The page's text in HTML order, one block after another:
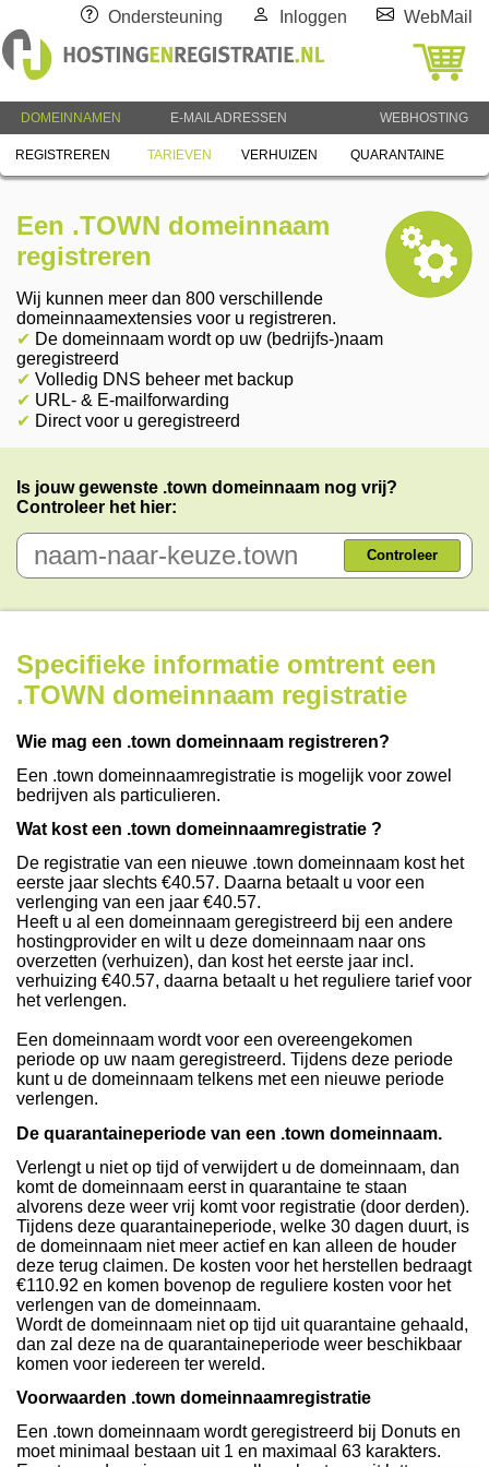
Ondersteuning Inloggen WebMail
DOMEINNAMEN E-MAILADRESSEN WEBHOSTING
REGISTREREN TARIEVEN VERHUIZEN QUARANTAINE
Een .TOWN domeinnaam
registreren
Wij kunnen meer dan 800 verschillende
domeinnaamextensies voor u registreren.
✔ De domeinnaam wordt op uw (bedrijfs-)naam
geregistreerd
✔ Volledig DNS beheer met backup
✔ URL- & E-mailforwarding
✔ Direct voor u geregistreerd
Is jouw gewenste .town domeinnaam nog vrij?
Controleer het hier:
Controleer
Specifieke informatie omtrent een
.TOWN domeinnaam registratie
Wie mag een .town domeinnaam registreren?
Een .town domeinnaamregistratie is mogelijk voor zowel
bedrijven als particulieren.
Wat kost een .town domeinnaamregistratie ?
De registratie van een nieuwe .town domeinnaam kost het
eerste jaar slechts €40.57. Daarna betaalt u voor een
verlenging van een jaar €40.57.
Heeft u al een domeinnaam geregistreerd bij een andere
hostingprovider en wilt u deze domeinnaam naar ons
overzetten (verhuizen), dan kost het eerste jaar incl.
verhuizing €40.57, daarna betaalt u het reguliere tarief voor
het verlengen.
Een domeinnaam wordt voor een overeengekomen
periode op uw naam geregistreerd. Tijdens deze periode
kunt u de domeinnaam telkens met een nieuwe periode
verlengen.
De quarantaineperiode van een .town domeinnaam.
Verlengt u niet op tijd of verwijdert u de domeinnaam, dan
komt de domeinnaam eerst in quarantaine te staan
alvorens deze weer vrij komt voor registratie (door derden).
Tijdens deze quarantaineperiode, welke 30 dagen duurt, is
de domeinnaam niet meer actief en kan alleen de houder
deze terug claimen. De kosten voor het herstellen bedraagt
€110.92 en komen bovenop de reguliere kosten voor het
verlengen van de domeinnaam.
Wordt de domeinnaam niet op tijd uit quarantaine gehaald,
dan zal deze na de quarantaineperiode weer beschikbaar
komen voor iedereen ter wereld.
Voorwaarden .town domeinnaamregistratie
Een .town domeinnaam wordt geregistreerd bij Donuts en
moet minimaal bestaan uit 1 en maximaal 63 karakters.